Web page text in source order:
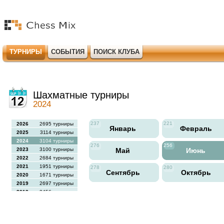
ТУРНИРЫ СОБЫТИЯ ПОИСК КЛУБА
Шахматные турниры
2024
2026
2695 турниры
2025
3114 турниры
2024
3104 турниры
2023
3100 турниры
2022
2684 турниры
2021
1951 турниры
2020
1671 турниры
2019
2697 турниры
2018
2456 турниры
237
Январь
221
Февраль
276
Май
256
Июнь
278
Сентябрь
280
Октябрь